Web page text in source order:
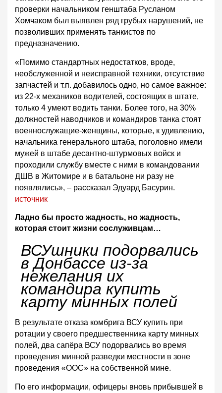
проверки начальником генштаба Русланом
Хомчаком был выявлен ряд грубых нарушений, не
позволивших применять танкистов по
предназначению.
«Помимо стандартных недостатков, вроде,
необслуженной и неисправной техники, отсутствие
запчастей и т.п. добавилось одно, но самое важное:
из 22-х механиков водителей, состоящих в штате,
только 4 умеют водить танки. Более того, на 30%
должностей наводчиков и командиров танка стоят
военнослужащие-женщины, которые, к удивлению,
начальника генерального штаба, поголовно имели
мужей в штабе десантно-штурмовых войск и
проходили службу вместе с ними в командовании
ДШВ в Житомире и в батальоне ни разу не
появлялись», – рассказал Эдуард Басурин.
источник
Ладно бы просто жадность, но жадность,
которая стоит жизни сослуживцам…
ВСУшники подорвались
в Донбассе из-за
нежелания их
командира купить
карту минных полей
В результате отказа комбрига ВСУ купить при
ротации у своего предшественника карту минных
полей, два сапёра ВСУ подорвались во время
проведения минной разведки местности в зоне
проведения «ООС» на собственной мине.
По его информации, офицеры вновь прибывшей в